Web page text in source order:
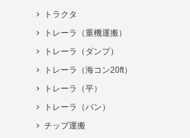
トラクタ
トレーラ（重機運搬）
トレーラ（ダンプ）
トレーラ（海コン20ft）
トレーラ（平）
トレーラ（バン）
チップ運搬